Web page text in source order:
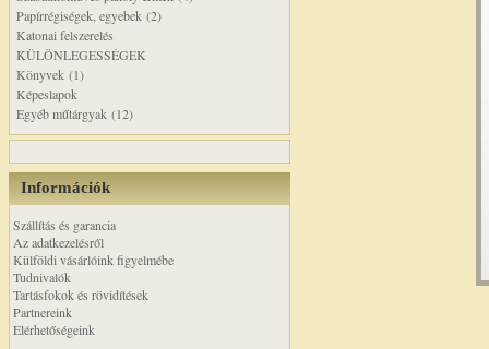
Papírrégiségek, egyebek (2)
Katonai felszerelés
KÜLÖNLEGESSÉGEK
Könyvek (1)
Képeslapok
Egyéb műtárgyak (12)
Információk
Szállítás és garancia
Az adatkezelésről
Külföldi vásárlóink figyelmébe
Tudnivalók
Tartásfokok és rövidítések
Partnereink
Elérhetőségeink